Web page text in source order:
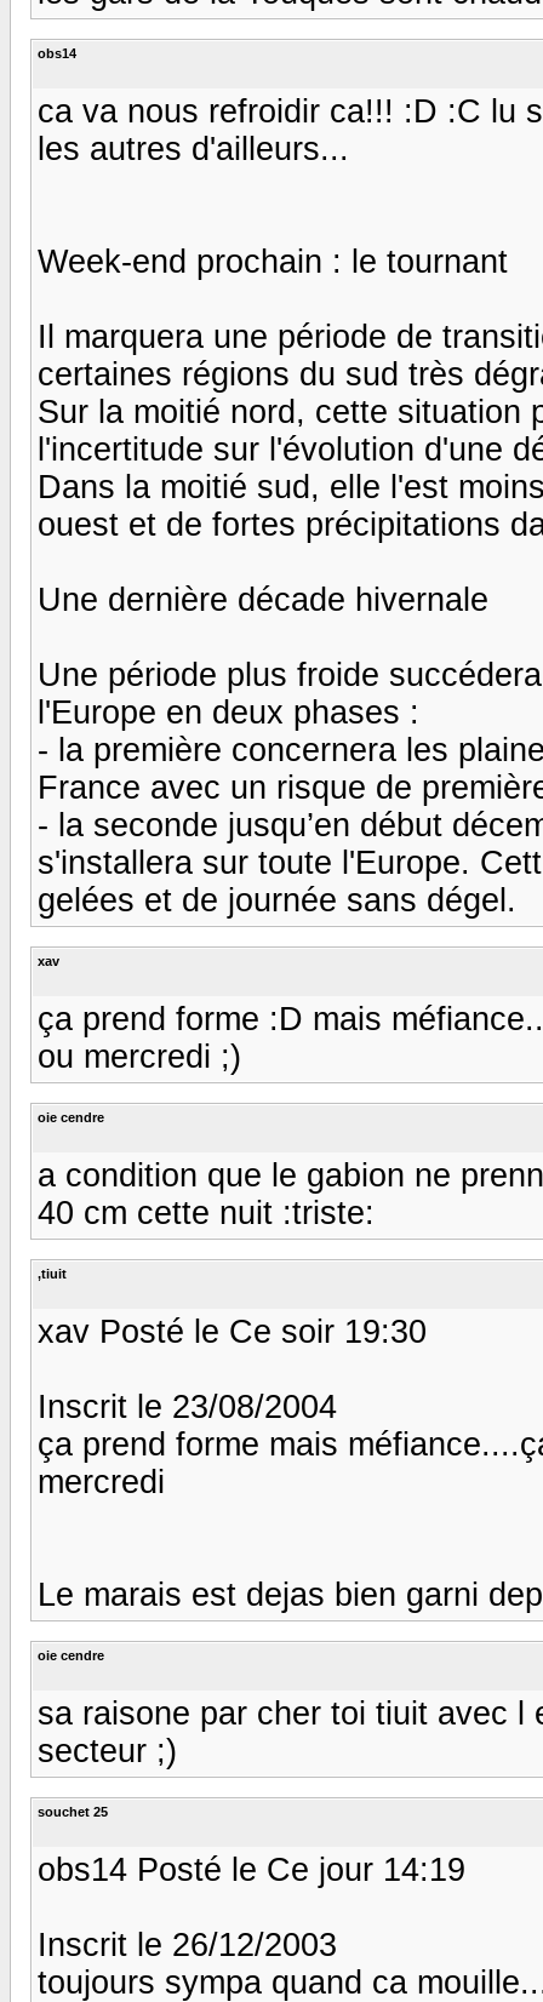
obs14
ca va nous refroidir ca!!! :D :C lu
les autres d'ailleurs...
Week-end prochain : le tournant
Il marquera une période de
certaines régions du sud très
Sur la moitié nord, cette situation
l'incertitude sur l'évolution d'une
Dans la moitié sud, elle l'est
ouest et de fortes précipitations
Une dernière décade hivernale
Une période plus froide
l'Europe en deux phases :
- la première concernera les
France avec un risque de
- la seconde jusqu’en début
s'installera sur toute l'Europe.
gelées et de journée sans dégel.
xav
ça prend forme :D mais
ou mercredi ;)
oie cendre
a condition que le gabion ne
40 cm cette nuit :triste:
,tiuit
xav Posté le Ce soir 19:30
Inscrit le 23/08/2004
ça prend forme mais
mercredi
Le marais est dejas bien garni
oie cendre
sa raisone par cher toi tiuit avec
secteur ;)
souchet 25
obs14 Posté le Ce jour 14:19
Inscrit le 26/12/2003
toujours sympa quand ca